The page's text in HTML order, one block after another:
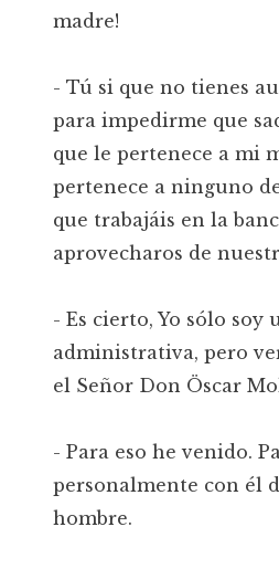
madre!
- Tú si que no tienes
para impedirme que
que le pertenece a mi
pertenece a ninguno
que trabajáis en la
aprovecharos de
- Es cierto, Yo sólo soy
administrativa, pero
el Señor Don Öscar
- Para eso he venido.
personalmente con él
hombre.